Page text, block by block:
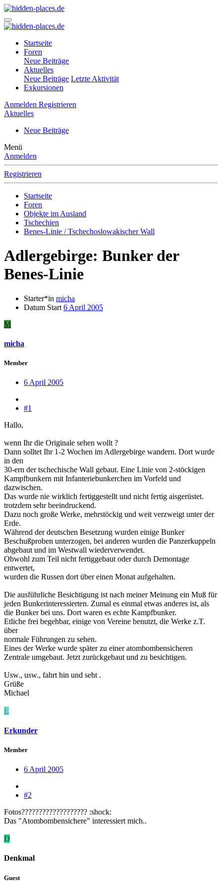
Startseite
Foren
Neue Beiträge
Aktuelles
Neue Beiträge Letzte Aktivität
Exkursionen
Anmelden Registrieren
Aktuelles
Neue Beiträge
Menü
Anmelden
Registrieren
Startseite
Foren
Objekte im Ausland
Tschechien
Benes-Linie / Tschechoslowakischer Wall
Adlergebirge: Bunker der
Benes-Linie
Starter*in micha
Datum Start 6 April 2005
M
micha
Member
6 April 2005
#1
Hallo,
wenn Ihr die Originale sehen wollt ?
Dann solltet Ihr 1-2 Wochen im Adlergebirge wandern. Dort wurde
in den
30-ern der tschechische Wall gebaut. Eine Linie von 2-stöckigen
Kampfbunkern mit Infanteriebunkerchen im Vorfeld und
dazwischen.
Das wurde nie wirklich fertiggestellt und nicht fertig aisgerüstet.
trotzdem sehr beeindruckend.
Dazu noch große Werke, mehrstöckig und weit verzweigt unter der
Erde.
Während der deutschen Besetzung wurden einige Bunker
Beschußproben unterzogen, bei anderen wurden die Panzerkuppeln
abgebaut und im Westwall wiederverwendet.
Obwohl zum Teil nicht fertiggebaut oder durch Demontage
entwertet,
wurden die Russen dort über einen Monat aufgehalten.
Die ausführliche Besichtigung ist nach meiner Meinung ein Muß für
jeden Bunkerinteressierten. Zumal es einmal etwas anderes ist, als
die Bunker bei uns. Dort waren es echte Kampfbunker.
Etliche frei begehbar, einige von Vereine benutzt, die Werke z.T.
über
normale Führungen zu sehen.
Eines der Werke wurde später zu einer atombombensicheren
Zentrale umgebaut. Jetzt zurückgebaut und zu besichtigen.
Usw., usw., fahrt hin und seht .
Grüße
Michael
E
Erkunder
Member
6 April 2005
#2
Fotos??????????????????? :shock:
Das "Atombombensichere" interessiert mich..
D
Denkmal
Guest